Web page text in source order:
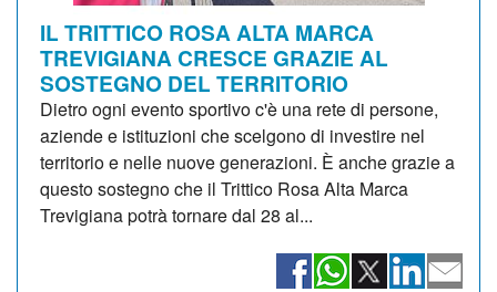
IL TRITTICO ROSA ALTA MARCA
TREVIGIANA CRESCE GRAZIE AL
SOSTEGNO DEL TERRITORIO
Dietro ogni evento sportivo c'è una rete di persone,
aziende e istituzioni che scelgono di investire nel
territorio e nelle nuove generazioni. È anche grazie a
questo sostegno che il Trittico Rosa Alta Marca
Trevigiana potrà tornare dal 28 al...